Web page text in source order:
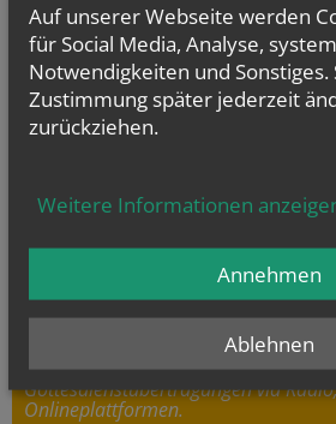
Joh 12, 24-26
Wenn das Weizenkorn stirbt, bringt es reiche
GOTTESDIENSTE
www.netzwerk-gottesdienst.at
bietet wertvolle Anregungen für
feiern und einen Überblick über
Gottesdienstübertragungen via
Onlineplattformen.
Auf unserer Webseite werden
für Social Media, Analyse,
Notwendigkeiten und Sonstiges.
Zustimmung später jederzeit
zurückziehen.
Weitere Informationen
Ablehnen
Annehmen